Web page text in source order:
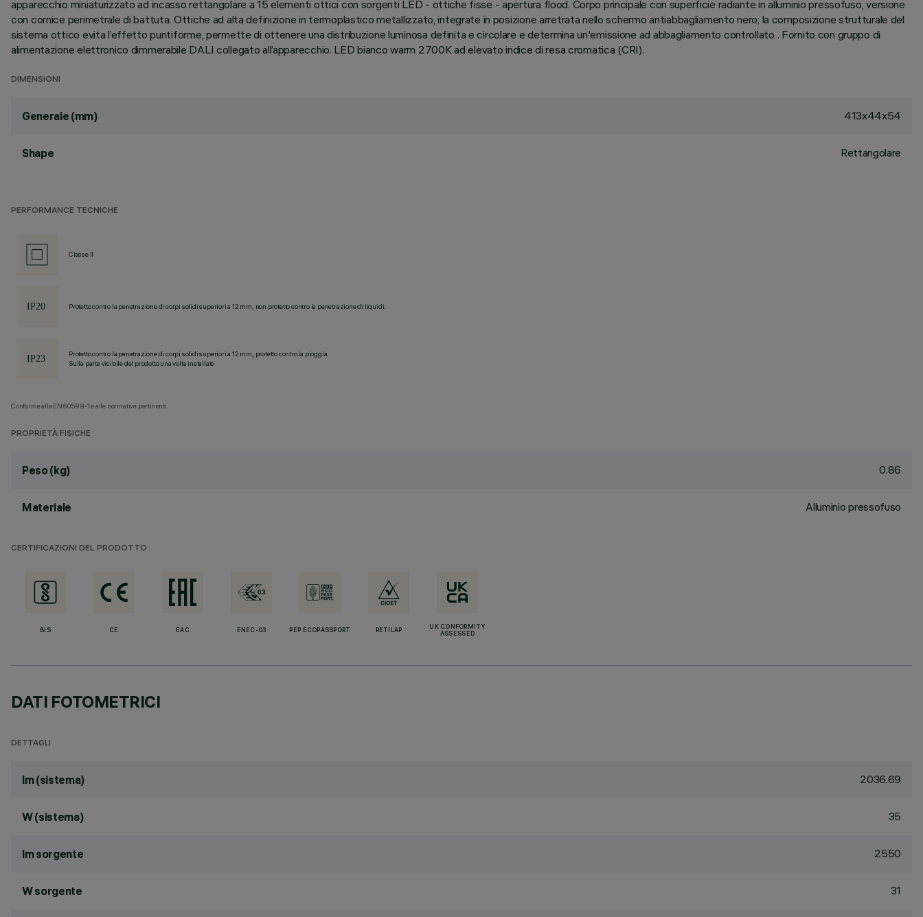
apparecchio miniaturizzato ad incasso rettangolare a 15 elementi ottici con sorgenti LED - ottiche fisse - apertura flood. Corpo principale con superficie radiante in alluminio pressofuso, versione
con cornice perimetrale di battuta. Ottiche ad alta definizione in termoplastico metallizzato, integrate in posizione arretrata nello schermo antiabbagliamento nero; la composizione strutturale del
sistema ottico evita l’effetto puntiforme, permette di ottenere una distribuzione luminosa definita e circolare e determina un'emissione ad abbagliamento controllato . Fornito con gruppo di
alimentazione elettronico dimmerabile DALI collegato all’apparecchio. LED bianco warm 2700K ad elevato indice di resa cromatica (CRI).
DIMENSIONI
Generale (mm) 413x44x54
Shape Rettangolare
PERFORMANCE TECNICHE
Classe II
Protetto contro la penetrazione di corpi solidi superiori a 12 mm, non protetto contro la penetrazione di liquidi.
Protetto contro la penetrazione di corpi solidi superiori a 12 mm, protetto contro la pioggia.
Sulla parte visibile del prodotto una volta installato
Conforme alla EN60598-1 e alle normative pertinenti.
PROPRIETÀ FISICHE
Peso (kg) 0.86
Materiale Alluminio pressofuso
CERTIFICAZIONI DEL PRODOTTO
BIS CE EAC ENEC-03 PEP ECOPASSPORT RETILAP
UK CONFORMITY
ASSESSED
DATI FOTOMETRICI
DETTAGLI
lm (sistema) 2036.69
W (sistema) 35
lm sorgente 2550
W sorgente 31